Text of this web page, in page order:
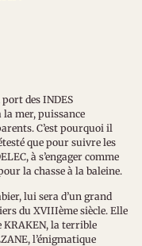
des INDES
la mer, puissance
C’est pourquoi il
que pour suivre les
à s’engager comme
la chasse à la baleine.
lui sera d’un grand
du XVIIIème siècle. Elle
la terrible
l’énigmatique